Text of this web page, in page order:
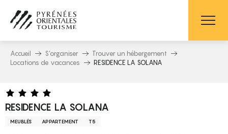
contenu
principal
Accueil S’organiser
Trouver un hébergement
Locations de vacances
RESIDENCE LA SOLANA
RESIDENCE LA SOLANA
MEUBLÉS APPARTEMENT T5